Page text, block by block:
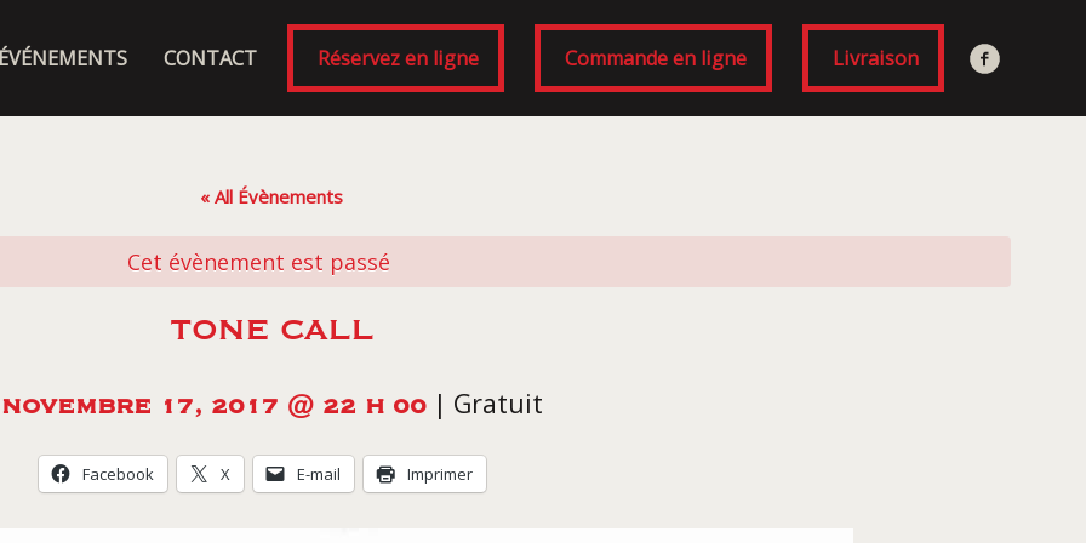
ÉVÉNEMENTS CONTACT Réservez en ligne Commande en ligne Livraison
« All Évènements
Cet évènement est passé
TONE CALL
NOVEMBRE 17, 2017 @ 22 H 00 | Gratuit
Facebook X E-mail Imprimer